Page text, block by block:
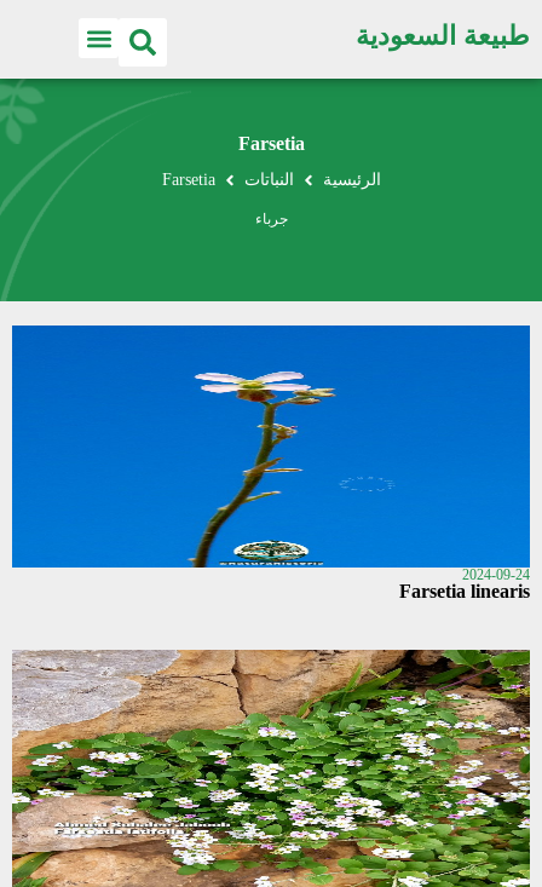
طبيعة السعودية
Farsetia
الرئيسية النباتات Farsetia
جرباء
2024-09-24
Farsetia linearis